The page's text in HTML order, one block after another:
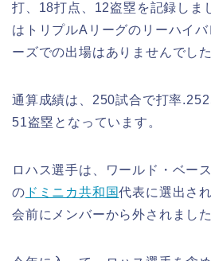
打、18打点、12盗塁を記録しま
はトリプルAリーグのリーハイ
ーズでの出場はありませんでした
通算成績は、250試合で打率.252
51盗塁となっています。
ロハス選手は、ワールド・ベー
の ドミニカ共和国代表に選出さ
会前にメンバーから外されました